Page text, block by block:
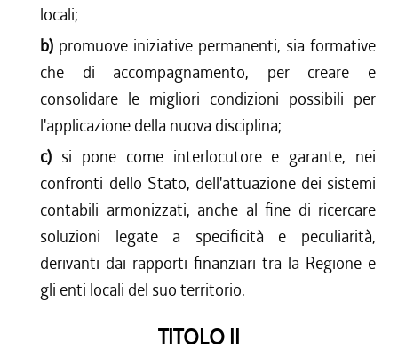
locali;
b) promuove iniziative permanenti, sia formative
che di accompagnamento, per creare e
consolidare le migliori condizioni possibili per
l'applicazione della nuova disciplina;
c) si pone come interlocutore e garante, nei
confronti dello Stato, dell'attuazione dei sistemi
contabili armonizzati, anche al fine di ricercare
soluzioni legate a specificità e peculiarità,
derivanti dai rapporti finanziari tra la Regione e
gli enti locali del suo territorio.
TITOLO II